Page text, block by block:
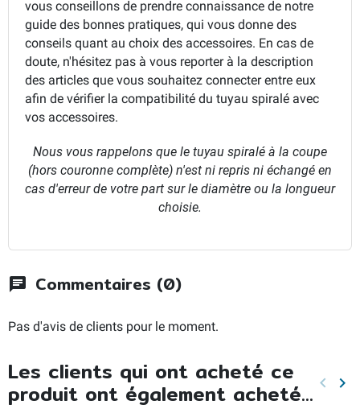
vous conseillons de prendre connaissance de notre
guide des bonnes pratiques, qui vous donne des
conseils quant au choix des accessoires. En cas de
doute, n'hésitez pas à vous reporter à la description
des articles que vous souhaitez connecter entre eux
afin de vérifier la compatibilité du tuyau spiralé avec
vos accessoires.
Nous vous rappelons que le tuyau spiralé à la coupe
(hors couronne complète) n'est ni repris ni échangé en
cas d'erreur de votre part sur le diamètre ou la longueur
choisie.
chat Commentaires (0)
Pas d'avis de clients pour le moment.
Les clients qui ont acheté ce
produit ont également acheté... keyboard_arrow_left keyboard_arrow_right